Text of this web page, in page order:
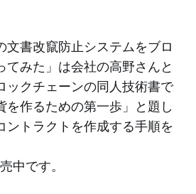
文書改竄防止システムをブロ
てみた」は会社の高野さんと
ックチェーンの同人技術書で
を作るための第一歩」と題し
ントラクトを作成する手順を
中です。